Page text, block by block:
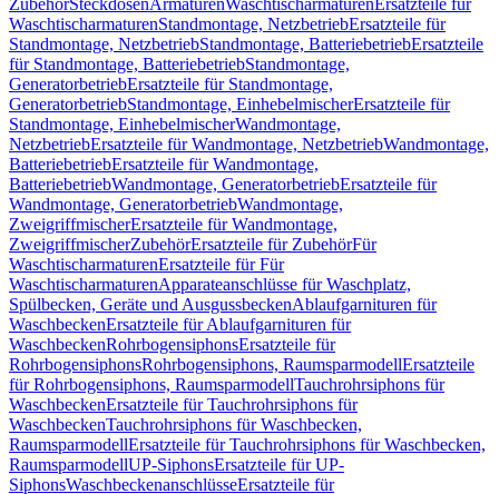
ZubehörSteckdosenArmaturenWaschtischarmaturen Ersatzteile für
WaschtischarmaturenStandmontage, NetzbetriebErsatzteile für
Standmontage, NetzbetriebStandmontage, BatteriebetriebErsatzteile
für Standmontage, BatteriebetriebStandmontage,
GeneratorbetriebErsatzteile für Standmontage,
GeneratorbetriebStandmontage, EinhebelmischerErsatzteile für
Standmontage, EinhebelmischerWandmontage,
NetzbetriebErsatzteile für Wandmontage, NetzbetriebWandmontage,
BatteriebetriebErsatzteile für Wandmontage,
BatteriebetriebWandmontage, GeneratorbetriebErsatzteile für
Wandmontage, GeneratorbetriebWandmontage,
ZweigriffmischerErsatzteile für Wandmontage,
ZweigriffmischerZubehörErsatzteile für ZubehörFür
WaschtischarmaturenErsatzteile für Für
WaschtischarmaturenApparateanschlüsse für Waschplatz,
Spülbecken, Geräte und AusgussbeckenAblaufgarnituren für
WaschbeckenErsatzteile für Ablaufgarnituren für
WaschbeckenRohrbogensiphonsErsatzteile für
RohrbogensiphonsRohrbogensiphons, RaumsparmodellErsatzteile
für Rohrbogensiphons, RaumsparmodellTauchrohrsiphons für
WaschbeckenErsatzteile für Tauchrohrsiphons für
WaschbeckenTauchrohrsiphons für Waschbecken,
RaumsparmodellErsatzteile für Tauchrohrsiphons für Waschbecken,
RaumsparmodellUP-SiphonsErsatzteile für UP-
SiphonsWaschbeckenanschlüsseErsatzteile für